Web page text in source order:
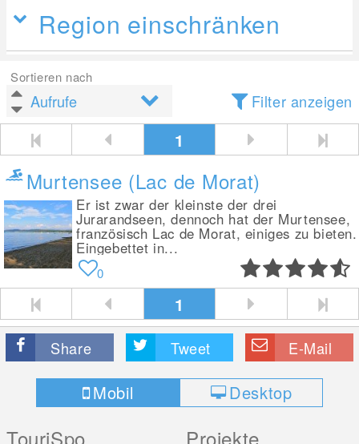
Region einschränken
Sortieren nach
Filter anzeigen
1
Murtensee (Lac de Morat)
Er ist zwar der kleinste der drei
Jurarandseen, dennoch hat der Murtensee,
französisch Lac de Morat, einiges zu bieten.
Eingebettet in...
0
1
Share Tweet E-Mail
Mobil Desktop
TouriSpo Projekte